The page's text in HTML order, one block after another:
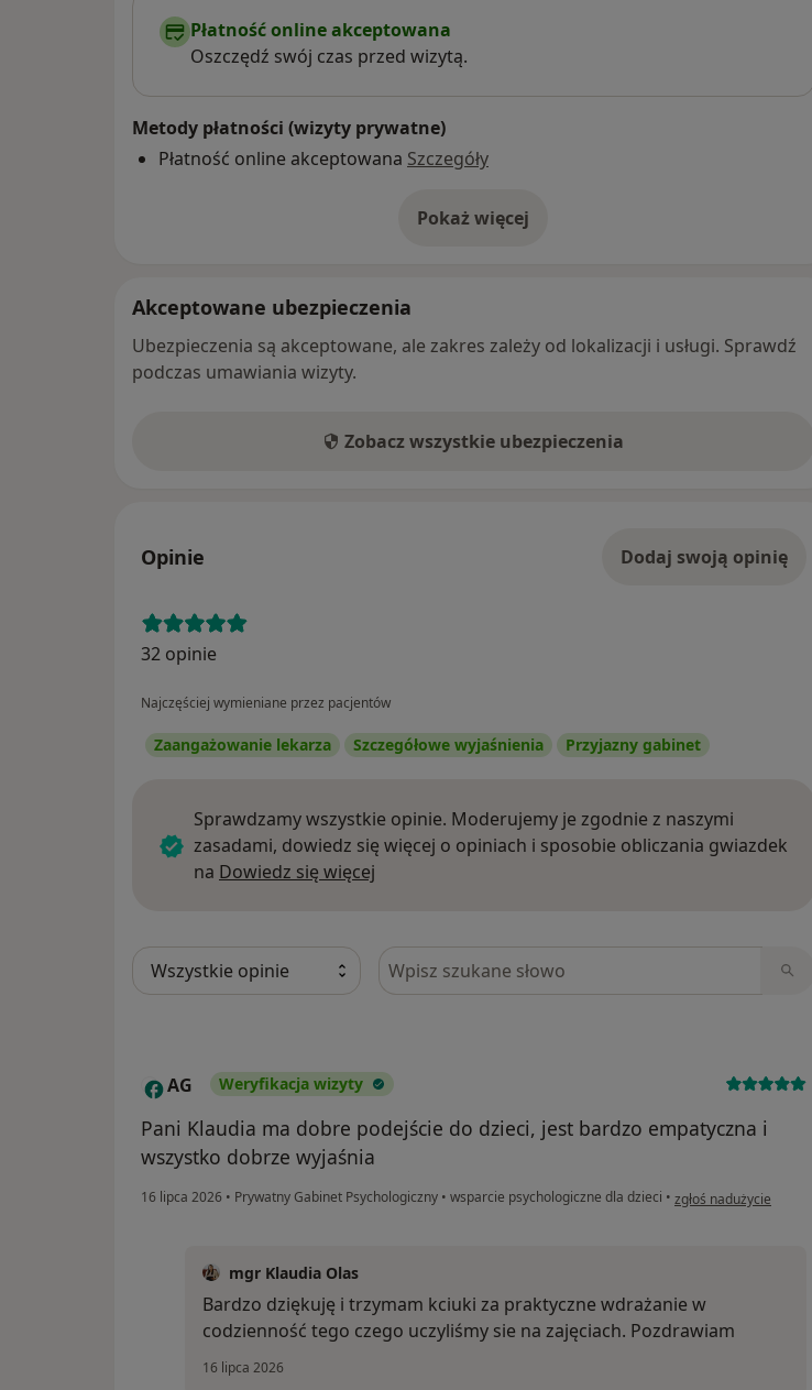
Płatność online akceptowana
Oszczędź swój czas przed wizytą.
Metody płatności (wizyty prywatne)
Płatność online akceptowana Szczegóły
Pokaż więcej
o adresie
Akceptowane ubezpieczenia
Ubezpieczenia są akceptowane, ale zakres zależy od lokalizacji i usługi. Sprawdź
podczas umawiania wizyty.
Zobacz wszystkie ubezpieczenia
Opinie Dodaj swoją opinię
32 opinie
Najczęściej wymieniane przez pacjentów
Zaangażowanie lekarza Szczegółowe wyjaśnienia Przyjazny gabinet
Sprawdzamy wszystkie opinie. Moderujemy je zgodnie z naszymi
zasadami, dowiedz się więcej o opiniach i sposobie obliczania gwiazdek
na Dowiedz się więcej
Szukaj w opiniach
A AG Weryfikacja wizyty
Pani Klaudia ma dobre podejście do dzieci, jest bardzo empatyczna i
wszystko dobrze wyjaśnia
16 lipca 2026 • Prywatny Gabinet Psychologiczny • wsparcie psychologiczne dla dzieci • w opinii użytkownika AG
zgłoś nadużycie
mgr Klaudia Olas
Bardzo dziękuję i trzymam kciuki za praktyczne wdrażanie w
codzienność tego czego uczyliśmy sie na zajęciach. Pozdrawiam
16 lipca 2026